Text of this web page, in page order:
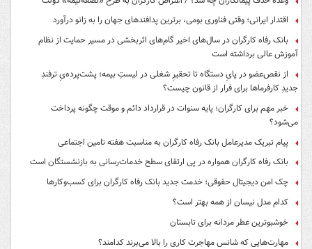
اقتدار ایرانی؛ وقتی فناوری بومی، برترین پدافندهای جهان را به زانو درآورد
بانک رفاه کارگران در سال‌های اخیر گام‌های اثربخشی در مسیر حمایت از نظام
آموزش عالی برداشته است
از نقص‌عضو در پایِ دستگاه تا تحقیرِ شغلی در لیستِ بیمه؛ پشت‌پرده‌یِ ترفندِ
جدیدِ کارفرماها برای فرار از قانون چیست؟
خبر مهم برای کارگران؛ پایه سنوات در قرارداد دائم و موقت چگونه پرداخت
می‌شود؟
پیام تبریک مدیرعامل بانک رفاه کارگران به مناسبت هفته تامین اجتماعی
بانک رفاه کارگران همواره در پی ارتقای سطح خدمات‌رسانی به بازنشستگان است
چک امن دیجیتال حقوقی؛ خدمت جدید بانک رفاه کارگران برای کسب‌وکارها
کدام مدل نیسان از همه بهتر است؟
خوشبوترین عطر مردانه برای تابستان
مهارت‌هایی که شانس مهاجرت کاری را بالا می‌برند کدامند؟